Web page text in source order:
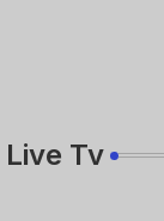
Live Tv